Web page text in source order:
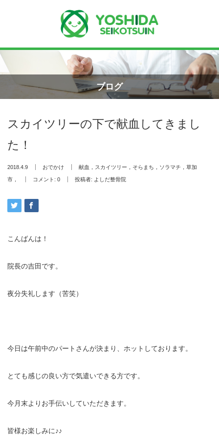
ブログ
スカイツリーの下で献血してきまし
た！
2018.4.9 おでかけ 献血，スカイツリー，そらまち，ソラマチ，草加
市， コメント: 0 投稿者: よしだ整骨院
こんばんは！
院長の吉田です。
夜分失礼します（苦笑）
今日は午前中のパートさんが決まり、ホットしております。
とても感じの良い方で気遣いできる方です。
今月末よりお手伝いしていただきます。
皆様お楽しみに♪♪
当院が選ばれる理由
施術の流れ
料金の御案内
ES-5000 低周波治療器
POWER PLATE
HVMCデルタ
スーパーライザーPX